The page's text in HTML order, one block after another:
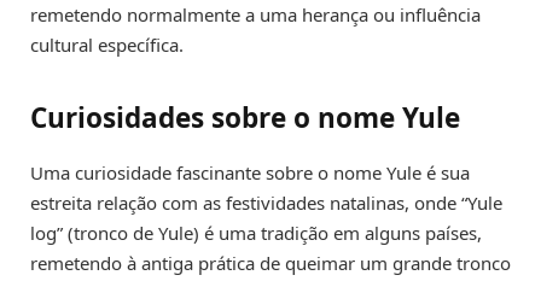
remetendo normalmente a uma herança ou influência
cultural específica.
Curiosidades sobre o nome Yule
Uma curiosidade fascinante sobre o nome Yule é sua
estreita relação com as festividades natalinas, onde “Yule
log” (tronco de Yule) é uma tradição em alguns países,
remetendo à antiga prática de queimar um grande tronco